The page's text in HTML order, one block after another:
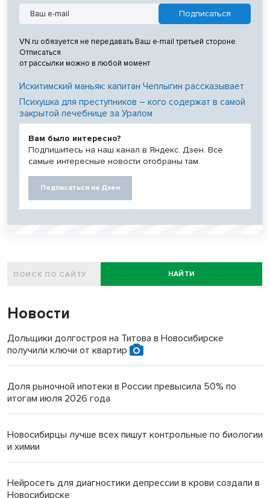
VN.ru обязуется не передавать Ваш e-mail третьей стороне.
Отписаться
от рассылки можно в любой момент
Искитимский маньяк: капитан Чеплыгин рассказывает
Психушка для преступников – кого содержат в самой
закрытой лечебнице за Уралом
Вам было интересно?
Подпишитесь на наш канал в Яндекс. Дзен. Все
самые интересные новости отобраны там.
Подписаться на Дзен
НАЙТИ
Новости
Дольщики долгостроя на Титова в Новосибирске
получили ключи от квартир
Доля рыночной ипотеки в России превысила 50% по
итогам июля 2026 года
Новосибирцы лучше всех пишут контрольные по биологии
и химии
Нейросеть для диагностики депрессии в крови создали в
Новосибирске